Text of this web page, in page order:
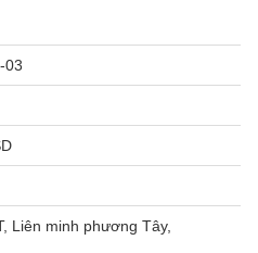
03
Liên minh phương Tây,